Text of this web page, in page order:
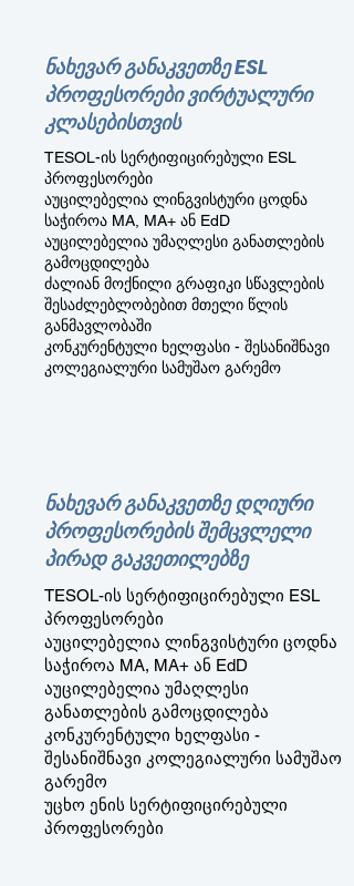
ნახევარ განაკვეთზე ESL
პროფესორები ვირტუალური
კლასებისთვის
TESOL-ის სერტიფიცირებული ESL
პროფესორები
აუცილებელია ლინგვისტური ცოდნა
საჭიროა MA, MA+ ან EdD
აუცილებელია უმაღლესი განათლების
გამოცდილება
ძალიან მოქნილი გრაფიკი სწავლების
შესაძლებლობებით მთელი წლის
განმავლობაში
კონკურენტული ხელფასი - შესანიშნავი
კოლეგიალური სამუშაო გარემო
ნახევარ განაკვეთზე დღიური
პროფესორების შემცვლელი
პირად გაკვეთილებზე
TESOL-ის სერტიფიცირებული ESL
პროფესორები
აუცილებელია ლინგვისტური ცოდნა
საჭიროა MA, MA+ ან EdD
აუცილებელია უმაღლესი
განათლების გამოცდილება
კონკურენტული ხელფასი -
შესანიშნავი კოლეგიალური სამუშაო
გარემო
უცხო ენის სერტიფიცირებული
პროფესორები